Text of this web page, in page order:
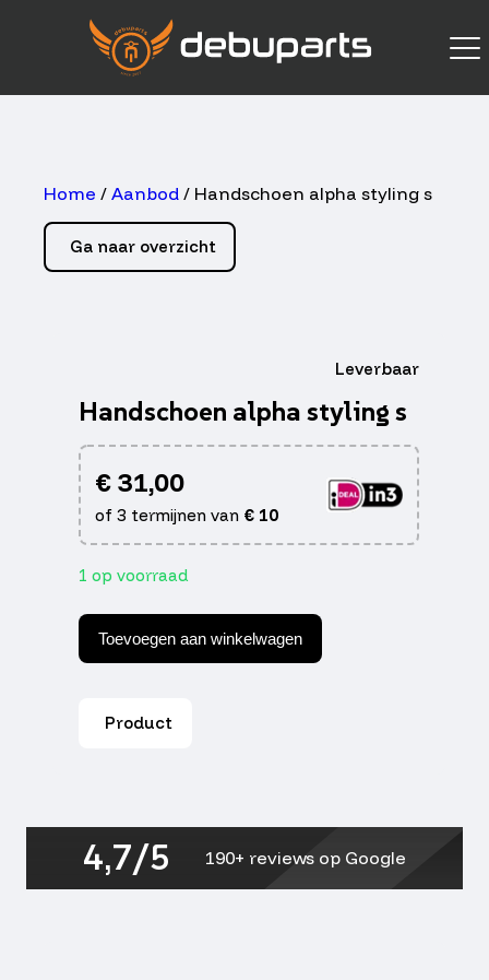
Home / Aanbod / Handschoen alpha styling s
Ga naar overzicht
Leverbaar
Handschoen alpha styling s
€31,00
of 3 termijnen van €10
1 op voorraad
alpha
styling
s
Toevoegen aan winkelwagen
Product
4,7/5 190+ reviews op Google